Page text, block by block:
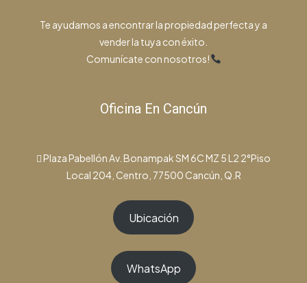
Te ayudamos a encontrar la propiedad perfecta y a
vender la tuya con éxito.
Comunícate con nosotros!
Oficina En Cancún
Plaza Pabellón Av. Bonampak SM 6C MZ 5 L2 2°Piso
Local 204, Centro, 77500 Cancún, Q.R
Ubicación
WhatsApp